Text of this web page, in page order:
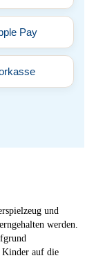
Pay
und
werden.
Kinder auf die